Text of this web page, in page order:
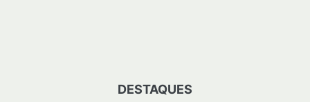
DESTAQUES